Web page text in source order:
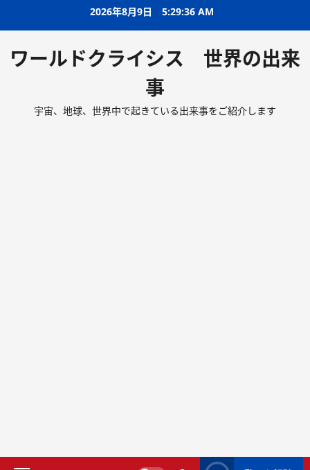
2026年8月9日 5:29:38 AM
ワールドクライシス 世界の出来
事
宇宙、地球、世界中で起きている出来事をご紹介します